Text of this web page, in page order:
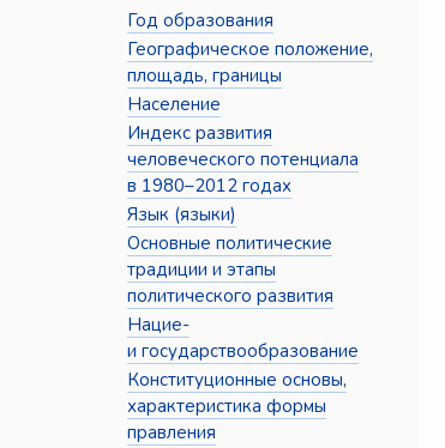
Год образования
Географическое положение,
площадь, границы
Население
Индекс развития
человеческого потенциала
в 1980–2012 годах
Язык (языки)
Основные политические
традиции и этапы
политического развития
Нацие-
и государствообразование
Конституционные основы,
характеристика формы
правления